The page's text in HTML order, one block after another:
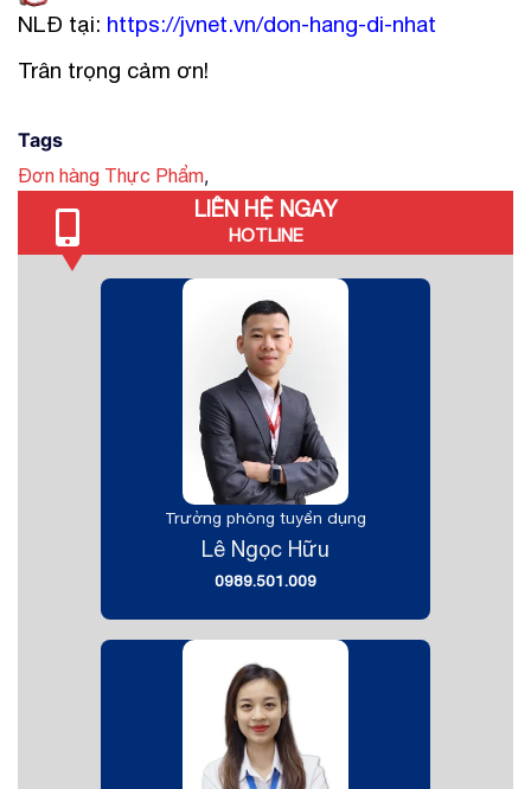
NLĐ tại: https://jvnet.vn/don-hang-di-nhat
Trân trọng cảm ơn!
Tags
Đơn hàng Thực Phẩm,
LIÊN HỆ NGAY
HOTLINE
Trưởng phòng tuyển dụng
Lê Ngọc Hữu
0989.501.009